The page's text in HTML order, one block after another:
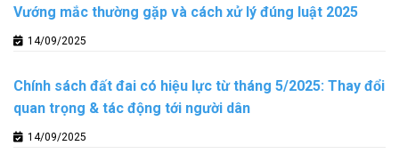
Vướng mắc thường gặp và cách xử lý đúng luật 2025
14/09/2025
Chính sách đất đai có hiệu lực từ tháng 5/2025: Thay đổi
quan trọng & tác động tới người dân
14/09/2025